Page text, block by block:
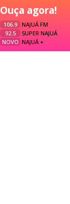
Ouça agora!
106.9
NAJUÁ FM
92.5
SUPER NAJUÁ
NOVO NAJUÁ +